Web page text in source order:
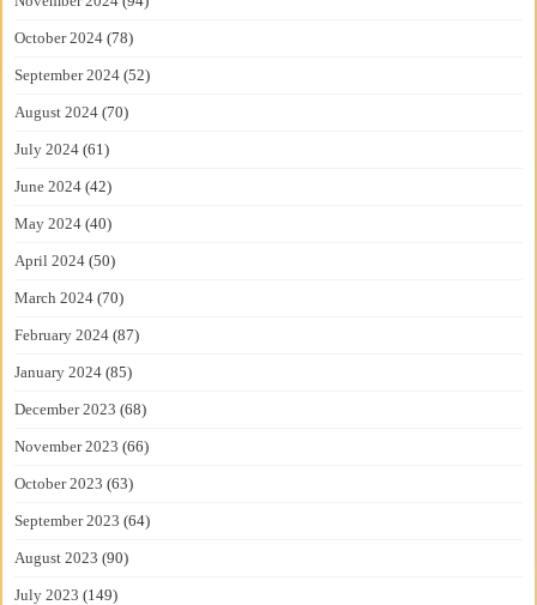
October 2024 (78)
September 2024 (52)
August 2024 (70)
July 2024 (61)
June 2024 (42)
May 2024 (40)
April 2024 (50)
March 2024 (70)
February 2024 (87)
January 2024 (85)
December 2023 (68)
November 2023 (66)
October 2023 (63)
September 2023 (64)
August 2023 (90)
July 2023 (149)